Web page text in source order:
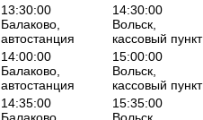
13:30:00
Балаково,
автостанция
14:30:00
Вольск,
кассовый пункт
14:00:00
Балаково,
автостанция
15:00:00
Вольск,
кассовый пункт
14:35:00
15:35:00